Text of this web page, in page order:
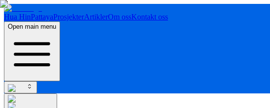
Hua HinPattayaProsjekterArtiklerOm ossKontakt oss
Open main menu